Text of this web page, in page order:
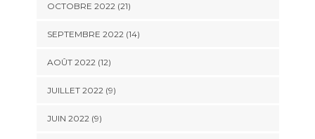
OCTOBRE 2022 (21)
SEPTEMBRE 2022 (14)
AOÛT 2022 (12)
JUILLET 2022 (9)
JUIN 2022 (9)